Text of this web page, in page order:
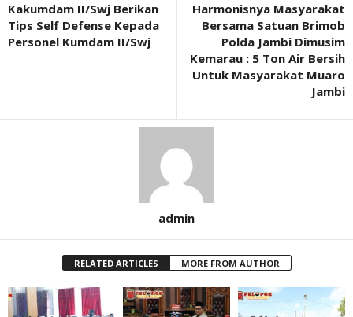
Kakumdam II/Swj Berikan
Tips Self Defense Kepada
Personel Kumdam II/Swj
Harmonisnya Masyarakat
Bersama Satuan Brimob
Polda Jambi Dimusim
Kemarau : 5 Ton Air Bersih
Untuk Masyarakat Muaro
Jambi
admin
RELATED ARTICLES MORE FROM AUTHOR